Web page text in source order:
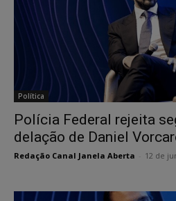
Política
Polícia Federal rejeita
delação de Daniel
Redação Canal Janela Aberta 12 de